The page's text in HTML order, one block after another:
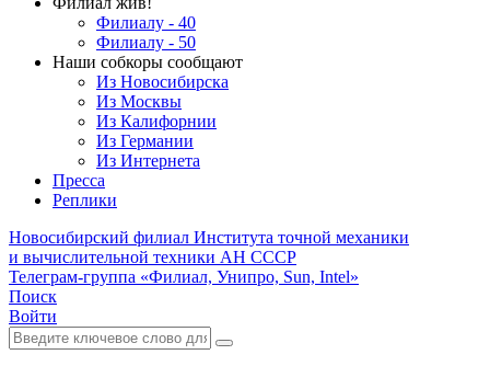
Филиалу - 40
Филиалу - 50
Наши собкоры сообщают
Из Новосибирска
Из Москвы
Из Калифорнии
Из Германии
Из Интернета
Пресса
Реплики
Новосибирский филиал Института точной механики
и вычислительной техники АН СССР
Телеграм-группа «Филиал, Унипро, Sun, Intel»
Поиск
Войти